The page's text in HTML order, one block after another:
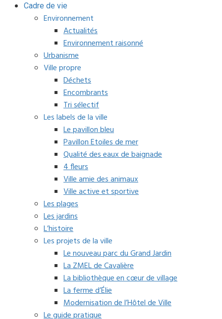
Cadre de vie
Environnement
Actualités
Environnement raisonné
Urbanisme
Ville propre
Déchets
Encombrants
Tri sélectif
Les labels de la ville
Le pavillon bleu
Pavillon Etoiles de mer
Qualité des eaux de baignade
4 fleurs
Ville amie des animaux
Ville active et sportive
Les plages
Les jardins
L’histoire
Les projets de la ville
Le nouveau parc du Grand Jardin
La ZMEL de Cavalière
La bibliothèque en cœur de village
La ferme d’Élie
Modernisation de l’Hôtel de Ville
Le guide pratique